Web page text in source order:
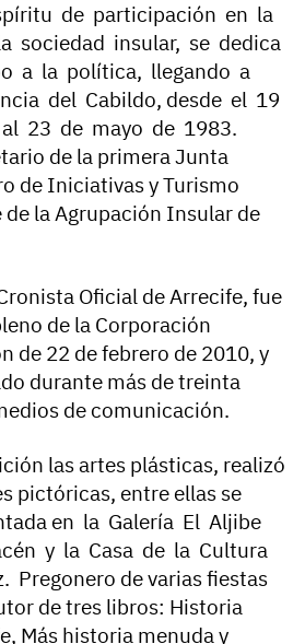
de participación en la
sociedad insular, se dedica
a la política, llegando a
del Cabildo, desde el 19
23 de mayo de 1983.
de la primera Junta
de Iniciativas y Turismo
de la Agrupación Insular de
Oficial de Arrecife, fue
de la Corporación
de 22 de febrero de 2010, y
durante más de treinta
de comunicación.
las artes plásticas, realizó
pictóricas, entre ellas se
en la Galería El Aljibe
y la Casa de la Cultura
Pregonero de varias fiestas
de tres libros: Historia
Más historia menuda y